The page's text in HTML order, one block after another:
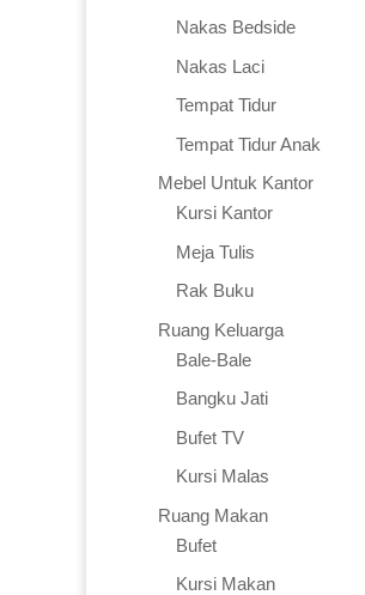
Nakas Bedside
Nakas Laci
Tempat Tidur
Tempat Tidur Anak
Mebel Untuk Kantor
Kursi Kantor
Meja Tulis
Rak Buku
Ruang Keluarga
Bale-Bale
Bangku Jati
Bufet TV
Kursi Malas
Ruang Makan
Bufet
Kursi Makan